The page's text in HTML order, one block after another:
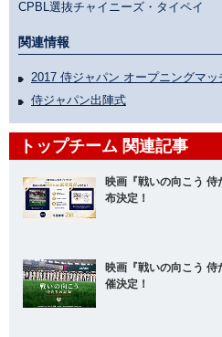
CPBL選抜チャイニーズ・タイペイ
関連情報
2017 侍ジャパン オープニングマッ
侍ジャパン出陣式
トップチーム 関連記事
映画『戦いの向こう
布決定！
映画『戦いの向こう 侍
催決定！